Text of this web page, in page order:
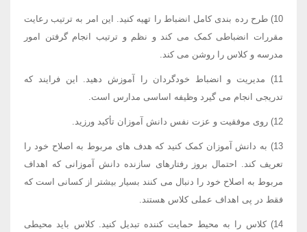
10) طرح رده بندی کامل انضباط را تهیه کنید. این امر به ترتیب رعایت
مقررات انضباطی کمک می کند و نظم و ترتیب انجام گرفتن امور
مدرسه و کلاس را روشن می کند.
11) مدیریت و انضباط خودگردان را آموزش دهید. این فرایند که
تدریجی انجام می گیرد وظیفه اساسی مدارس است.
12) روی موفقیت و عزت نفس دانش آموزان تأکید ورزید.
13) به دانش آموزان کمک کنید که هدف های مربوط به اصلاح خود را
تعریف کند. احتمال بروز رفتارهای سازنده دانش آموزانی که اهداف
مربوط به اصلاح خود را دنبال می کنند بسیار بیشتر از کسانی است که
فقط در پی اهداف عملی کلاس هستند.
14) کلاس را به محیط حمایت کننده تبدیل کنید. کلاس باید محیطی